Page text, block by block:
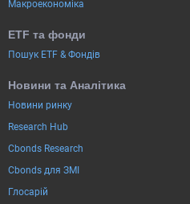
Макроекономіка
ETF та фонди
Пошук ETF & Фондів
Новини та Аналітика
Новини ринку
Research Hub
Cbonds Research
Cbonds для ЗМІ
Глосарій